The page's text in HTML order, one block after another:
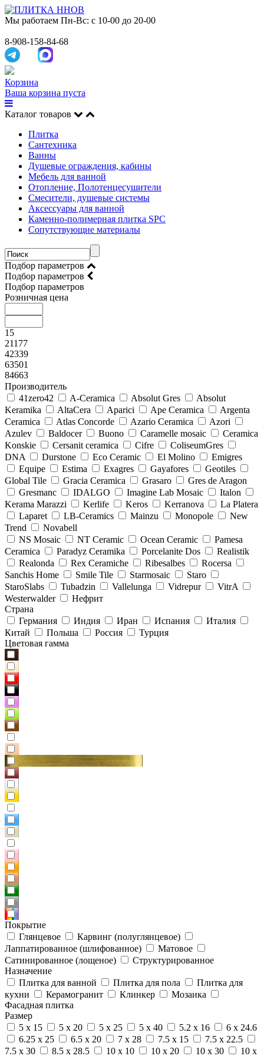
Мы работаем Пн-Вс: с 10-00 до 20-00
8-908-158-84-68
Корзина
Ваша корзина пуста
Каталог товаров
Плитка
Сантехника
Ванны
Душевые ограждения, кабины
Мебель для ванной
Отопление, Полотенцесушители
Смесители, душевые системы
Аксессуары для ванной
Каменно-полимерная плитка SPC
Сопутствующие материалы
Подбор параметров
Подбор параметров
Подбор параметров
Розничная цена
15
21177
42339
63501
84663
Производитель
41zero42
A-Ceramica Absolut Gres
Absolut
Keramika
AltaCera Aparici Ape Ceramica
Argenta
Ceramica
Atlas Concorde Azario Ceramica
Azori
Azulev
Baldocer Buono Caramelle mosaic
Ceramica
Konskie
Cersanit ceramica Cifre
ColiseumGres
DNA
Durstone Eco Ceramic El Molino
Emigres
Equipe
Estima Exagres Gayafores
Geotiles
Global Tile
Gracia Ceramica Grasaro
Gres de Aragon
Gresmanc
IDALGO Imagine Lab Mosaic
Italon
Kerama Marazzi
Kerlife Keros Kerranova
La Platera
Laparet
LB-Ceramics Mainzu Monopole
New
Trend
Novabell
NS Mosaic
NT Ceramic Ocean Ceramic
Pamesa
Ceramica
Paradyz Сeramika Porcelanite Dos
Realistik
Realonda
Rex Ceramiche Ribesalbes
Rocersa
Sanchis Home
Smile Tile Starmosaic
Staro
StaroSlabs
Tubadzin Vallelunga Vidrepur
VitrA
Westerwalder
Нефрит
Страна
Германия
Индия Иран Испания
Италия
Китай
Польша Россия
Турция
Цветовая гамма
Покрытие
Глянцевое
Карвинг (полуглянцевое)
Лаппатированное (шлифованное)
Матовое
Сатинированное (лощеное)
Структурированное
Назначение
Плитка для ванной
Плитка для пола
Плитка для
кухни
Керамогранит Клинкер
Мозаика
Фасадная плитка
Размер
5 x 15
5 x 20 5 x 25 5 x 40 5.2 x 16
6 x 24.6
6.25 x 25
6.5 x 20 7 x 28 7.5 x 15
7.5 x 22.5
7.5 x 30
8.5 x 28.5 10 x 10 10 x 20 10 x 30 10 x